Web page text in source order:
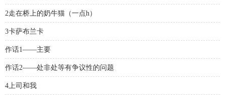
2走在桥上的奶牛猫（一点h）
3卡萨布兰卡
作话1——主要
作话2——处非处等有争议性的问题
4上司和我